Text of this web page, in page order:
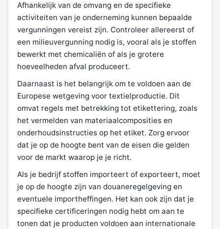
Afhankelijk van de omvang en de specifieke
activiteiten van je onderneming kunnen bepaalde
vergunningen vereist zijn. Controleer allereerst of
een milieuvergunning nodig is, vooral als je stoffen
bewerkt met chemicaliën of als je grotere
hoeveelheden afval produceert.
Daarnaast is het belangrijk om te voldoen aan de
Europese wetgeving voor textielproductie. Dit
omvat regels met betrekking tot etikettering, zoals
het vermelden van materiaalcomposities en
onderhoudsinstructies op het etiket. Zorg ervoor
dat je op de hoogte bent van de eisen die gelden
voor de markt waarop je je richt.
Als je bedrijf stoffen importeert of exporteert, moet
je op de hoogte zijn van douaneregelgeving en
eventuele importheffingen. Het kan ook zijn dat je
specifieke certificeringen nodig hebt om aan te
tonen dat je producten voldoen aan internationale